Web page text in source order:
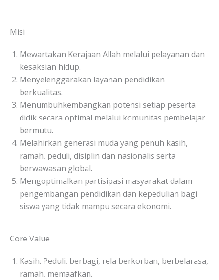
Misi
Mewartakan Kerajaan Allah melalui pelayanan dan
kesaksian hidup.
Menyelenggarakan layanan pendidikan
berkualitas.
Menumbuhkembangkan potensi setiap peserta
didik secara optimal melalui komunitas pembelajar
bermutu.
Melahirkan generasi muda yang penuh kasih,
ramah, peduli, disiplin dan nasionalis serta
berwawasan global.
Mengoptimalkan partisipasi masyarakat dalam
pengembangan pendidikan dan kepedulian bagi
siswa yang tidak mampu secara ekonomi.
Core Value
Kasih: Peduli, berbagi, rela berkorban, berbelarasa,
ramah, memaafkan.